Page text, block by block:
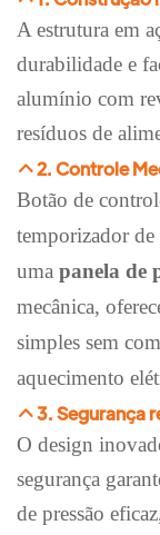
A estrutura em
durabilidade e
alumínio com
resíduos de
2. Controle
Botão de
temporizador
uma panela de
mecânica,
simples sem
aquecimento
3. Segurança
O design
segurança
de pressão